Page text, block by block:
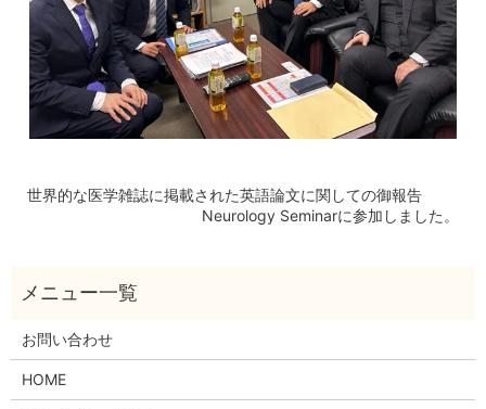
世界的な医学雑誌に掲載された英語論文に関しての御報告
Neurology Seminarに参加しました。
お問い合わせ
HOME